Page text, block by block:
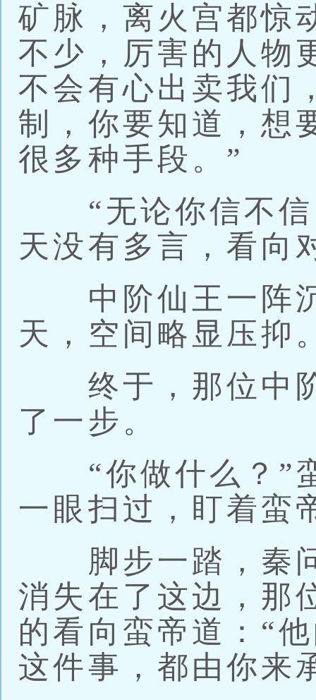
矿脉，离火宫都惊
不少，厉害的人物
不会有心出卖我们
制，你要知道，想
很多种手段。”
“无论你信不信
天没有多言，看向
中阶仙王一阵沉
天，空间略显压抑
终于，那位中阶
了一步。
“你做什么？”
一眼扫过，盯着蛮
脚步一踏，秦问
消失在了这边，那
的看向蛮帝道：“
这件事，都由你来